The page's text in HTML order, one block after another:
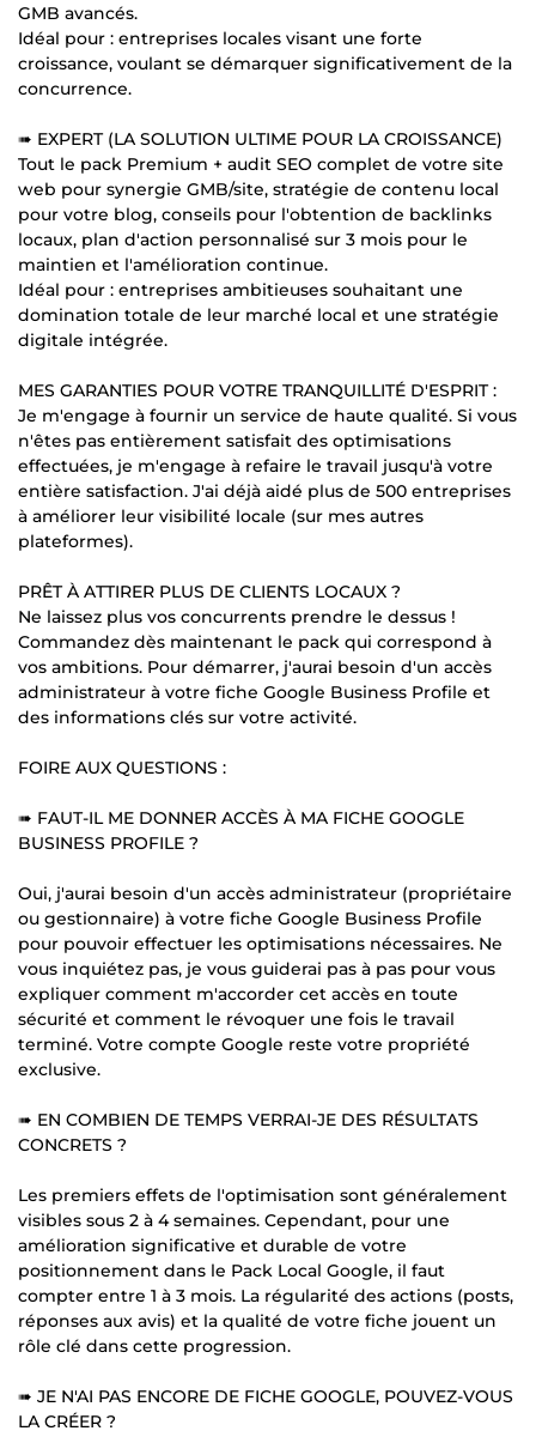
GMB avancés.
Idéal pour : entreprises locales visant une forte
croissance, voulant se démarquer significativement de la
concurrence.
➠ EXPERT (LA SOLUTION ULTIME POUR LA CROISSANCE)
Tout le pack Premium + audit SEO complet de votre site
web pour synergie GMB/site, stratégie de contenu local
pour votre blog, conseils pour l'obtention de backlinks
locaux, plan d'action personnalisé sur 3 mois pour le
maintien et l'amélioration continue.
Idéal pour : entreprises ambitieuses souhaitant une
domination totale de leur marché local et une stratégie
digitale intégrée.
MES GARANTIES POUR VOTRE TRANQUILLITÉ D'ESPRIT :
Je m'engage à fournir un service de haute qualité. Si vous
n'êtes pas entièrement satisfait des optimisations
effectuées, je m'engage à refaire le travail jusqu'à votre
entière satisfaction. J'ai déjà aidé plus de 500 entreprises
à améliorer leur visibilité locale (sur mes autres
plateformes).
PRÊT À ATTIRER PLUS DE CLIENTS LOCAUX ?
Ne laissez plus vos concurrents prendre le dessus !
Commandez dès maintenant le pack qui correspond à
vos ambitions. Pour démarrer, j'aurai besoin d'un accès
administrateur à votre fiche Google Business Profile et
des informations clés sur votre activité.
FOIRE AUX QUESTIONS :
➠ FAUT-IL ME DONNER ACCÈS À MA FICHE GOOGLE
BUSINESS PROFILE ?
Oui, j'aurai besoin d'un accès administrateur (propriétaire
ou gestionnaire) à votre fiche Google Business Profile
pour pouvoir effectuer les optimisations nécessaires. Ne
vous inquiétez pas, je vous guiderai pas à pas pour vous
expliquer comment m'accorder cet accès en toute
sécurité et comment le révoquer une fois le travail
terminé. Votre compte Google reste votre propriété
exclusive.
➠ EN COMBIEN DE TEMPS VERRAI-JE DES RÉSULTATS
CONCRETS ?
Les premiers effets de l'optimisation sont généralement
visibles sous 2 à 4 semaines. Cependant, pour une
amélioration significative et durable de votre
positionnement dans le Pack Local Google, il faut
compter entre 1 à 3 mois. La régularité des actions (posts,
réponses aux avis) et la qualité de votre fiche jouent un
rôle clé dans cette progression.
➠ JE N'AI PAS ENCORE DE FICHE GOOGLE, POUVEZ-VOUS
LA CRÉER ?